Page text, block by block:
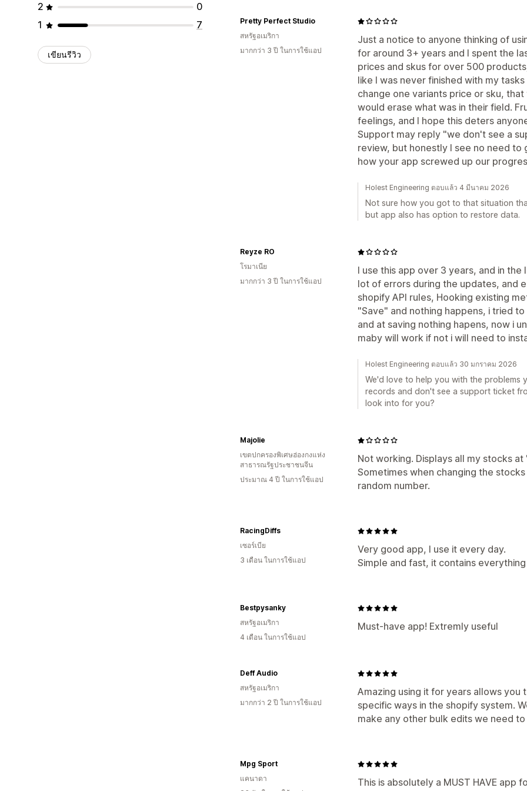
2
0
1
7
เขียนรีวิว
Just a notice to anyone thinking of
for around 3+ years and I spent the
prices and skus for over 500
like I was never finished with my
change one variants price or sku,
would erase what was in their field.
feelings, and I hope this deters
Support may reply "we don't see a
review, but honestly I see no need
how your app screwed up our
Pretty Perfect Studio
สหรัฐอเมริกา
มากกว่า 3 ปี ในการใช้แอป
Holest Engineering ตอบแล้ว 4 มีนาคม 2026
Not sure how you got to that situation
but app also has option to restore data.
I use this app over 3 years, and in
lot of errors during the updates, and
shopify API rules, Hooking existing
"Save" and nothing happens, i tried
and at saving nothing hapens, now i
maby will work if not i will need to
Reyze RO
โรมาเนีย
มากกว่า 3 ปี ในการใช้แอป
Holest Engineering ตอบแล้ว 30 มกราคม 2026
We'd love to help you with the problems
records and don't see a support ticket
look into for you?
Not working. Displays all my stocks at
Sometimes when changing the
random number.
Majolie
เขตปกครองพิเศษฮ่องกงแห่ง
สาธารณรัฐประชาชนจีน
ประมาณ 4 ปี ในการใช้แอป
Very good app, I use it every day.
Simple and fast, it contains
RacingDiffs
เซอร์เบีย
3 เดือน ในการใช้แอป
Must-have app! Extremly useful
Bestpysanky
สหรัฐอเมริกา
4 เดือน ในการใช้แอป
Amazing using it for years allows
specific ways in the shopify system.
make any other bulk edits we need
Deff Audio
สหรัฐอเมริกา
มากกว่า 2 ปี ในการใช้แอป
This is absolutely a MUST HAVE app
Mpg Sport
แคนาดา